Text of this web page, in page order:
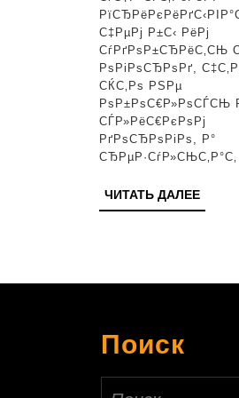
РІРѕ
С‡РµРј Р±С‹ РёРј
СѓРґРѕР±СЂРёС‚СЊ
РѕРіРѕСЂРѕРґ,
СЌС‚Рѕ РЅРµ
РѕР±РѕС€Р»РѕСЃСЊ
СЃР»РёС€РєРѕРј
РґРѕСЂРѕРіРѕ, Р°
СЂРµР·СѓР»СЊС‚Р°С‚
ЧИТАТЬ ДАЛЕЕ
ДАЛЕЕ
Поиск